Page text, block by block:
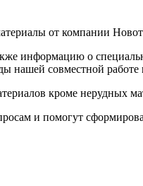
от компании
информацию о
нашей совместной
кроме нерудных
и помогут